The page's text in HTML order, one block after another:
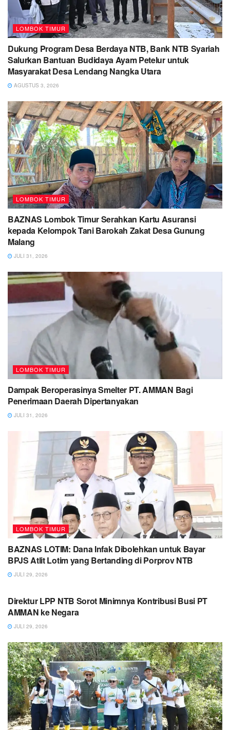
LOMBOK TIMUR
Dukung Program Desa Berdaya NTB, Bank NTB Syariah
Salurkan Bantuan Budidaya Ayam Petelur untuk
Masyarakat Desa Lendang Nangka Utara
AGUSTUS 3, 2026
LOMBOK TIMUR
BAZNAS Lombok Timur Serahkan Kartu Asuransi
kepada Kelompok Tani Barokah Zakat Desa Gunung
Malang
JULI 31, 2026
LOMBOK TIMUR
Dampak Beroperasinya Smelter PT. AMMAN Bagi
Penerimaan Daerah Dipertanyakan
JULI 31, 2026
LOMBOK TIMUR
BAZNAS LOTIM: Dana Infak Dibolehkan untuk Bayar
BPJS Atlit Lotim yang Bertanding di Porprov NTB
JULI 29, 2026
Direktur LPP NTB Sorot Minimnya Kontribusi Busi PT
AMMAN ke Negara
JULI 29, 2026